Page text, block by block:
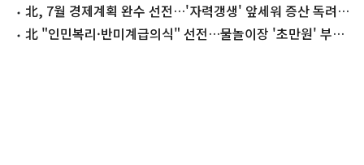
조[데일리 북한]
北, 7월 경제계획 완수 선전…'자력갱생' 앞세워 증산 독려
[데일리 북한]
北 "인민복리·반미계급의식" 선전…물놀이장 '초만원' 부각